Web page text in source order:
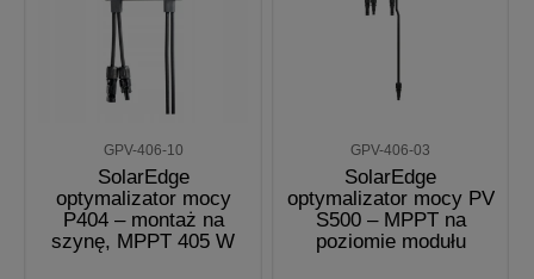
GPV-406-10
SolarEdge
optymalizator mocy
P404 – montaż na
szynę, MPPT 405 W
GPV-406-03
SolarEdge
optymalizator mocy PV
S500 – MPPT na
poziomie modułu